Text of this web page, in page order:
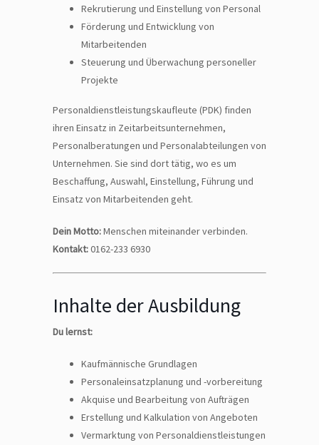
Rekrutierung und Einstellung von Personal
Förderung und Entwicklung von
Mitarbeitenden
Steuerung und Überwachung personeller
Projekte
Personaldienstleistungskaufleute (PDK) finden
ihren Einsatz in Zeitarbeitsunternehmen,
Personalberatungen und Personalabteilungen von
Unternehmen. Sie sind dort tätig, wo es um
Beschaffung, Auswahl, Einstellung, Führung und
Einsatz von Mitarbeitenden geht.
Dein Motto:Menschen miteinander verbinden.
Kontakt:0162-233 6930
Inhalte der Ausbildung
Du lernst:
Kaufmännische Grundlagen
Personaleinsatzplanung und -vorbereitung
Akquise und Bearbeitung von Aufträgen
Erstellung und Kalkulation von Angeboten
Vermarktung von Personaldienstleistungen